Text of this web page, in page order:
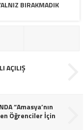
BIRAKMADIK
AÇILIŞ
“Amasya’nın
Öğrenciler İçin